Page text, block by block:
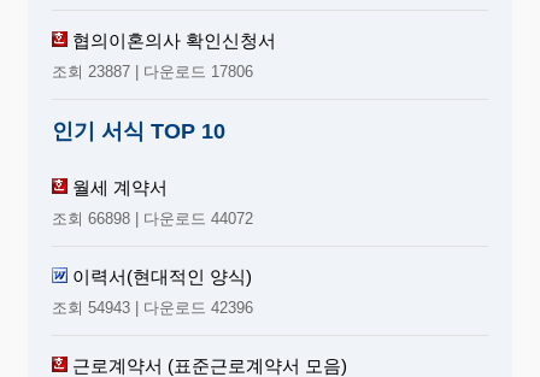
협의이혼의사 확인신청서
조회 23887 | 다운로드 17806
인기 서식 TOP 10
월세 계약서
조회 66898 | 다운로드 44072
이력서(현대적인 양식)
조회 54943 | 다운로드 42396
근로계약서 (표준근로계약서 모음)